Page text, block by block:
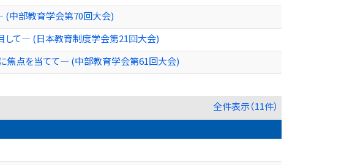
(中部教育学会第70回大会)
して― (日本教育制度学会第21回大会)
焦点を当てて― (中部教育学会第61回大会)
全件表示（11件）